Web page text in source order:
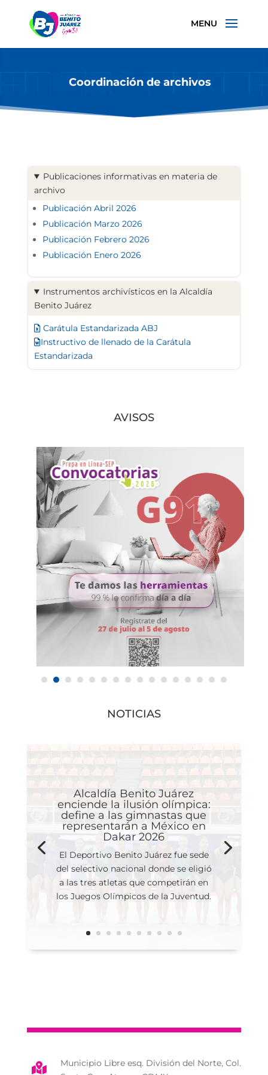
Coordinación de archivos
Publicaciones informativas en materia de
archivo
Publicación Abril 2026
Publicación Marzo 2026
Publicación Febrero 2026
Publicación Enero 2026
Instrumentos archivísticos en la Alcaldía
Benito Juárez
Carátula Estandarizada ABJ
Instructivo de llenado de la Carátula
Estandarizada
AVISOS
Alcaldía Benito Juárez
enciende la ilusión olímpica:
define a las gimnastas que
representarán a México en
Dakar 2026
El Deportivo Benito Juárez fue sede
del selectivo nacional donde se eligió
los Juegos Olímpicos de la Juventud.